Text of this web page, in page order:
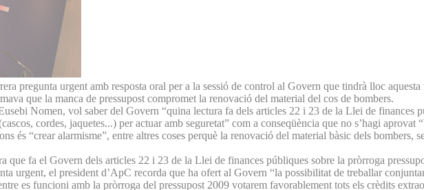
pregunta urgent amb resposta oral per a la sessió de control al Govern que tindrà lloc
que la manca de pressupost compromet la renovació del material del cos de bombers.
Nomen, vol saber del Govern “quina lectura fa dels articles 22 i 23 de la Llei de finances
cordes, jaquetes...) per actuar amb seguretat” com a conseqüència que no s’hagi
és “crear alarmisme”, entre altres coses perquè la renovació del material bàsic dels
que fa el Govern dels articles 22 i 23 de la Llei de finances públiques sobre la pròrroga
urgent, el president d’ApC recorda que ha ofert al Govern “la possibilitat de treballar
es funcioni amb la pròrroga del pressupost 2009 votarem favorablement tots els crèdits